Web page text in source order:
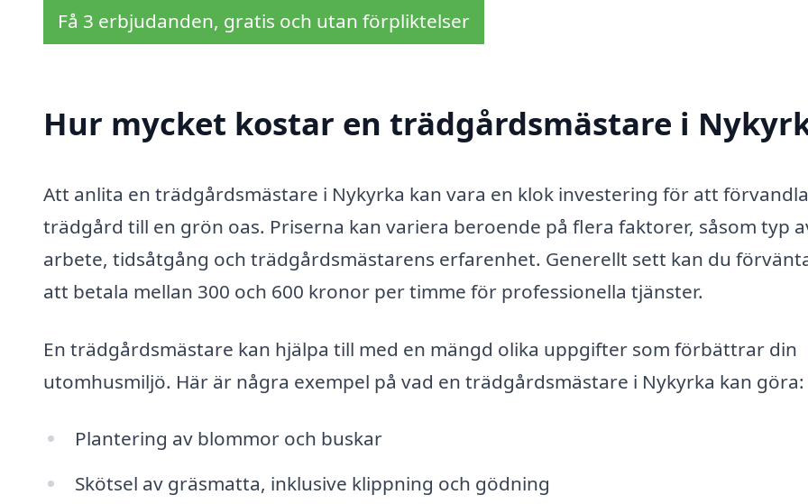
Få 3 erbjudanden, gratis och utan förpliktelser
Hur mycket kostar en trädgårdsmästare i
Att anlita en trädgårdsmästare i Nykyrka kan vara en klok investering för att
trädgård till en grön oas. Priserna kan variera beroende på flera faktorer, såsom typ
arbete, tidsåtgång och trädgårdsmästarens erfarenhet. Generellt sett kan du
att betala mellan 300 och 600 kronor per timme för professionella tjänster.
En trädgårdsmästare kan hjälpa till med en mängd olika uppgifter som förbättrar din
utomhusmiljö. Här är några exempel på vad en trädgårdsmästare i Nykyrka kan göra:
Plantering av blommor och buskar
Skötsel av gräsmatta, inklusive klippning och gödning